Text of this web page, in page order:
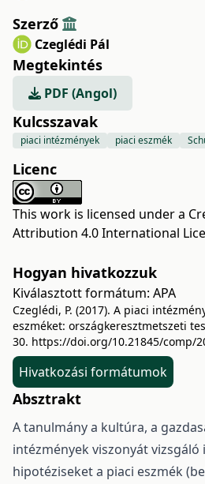
Szerző
Czeglédi Pál
Megtekintés
PDF (Angol)
Kulcsszavak
piaci intézmények piaci eszmék
Licenc
This work is licensed under a
Attribution 4.0 International
Hogyan hivatkozzuk
Kiválasztott formátum: APA
Czeglédi, P. (2017). A piaci
eszméket: országkeresztmetszeti
30. https://doi.org/10.21845/comp/
Hivatkozási formátumok
Absztrakt
A tanulmány a kultúra, a
intézmények viszonyát
hipotéziseket a piaci eszmék